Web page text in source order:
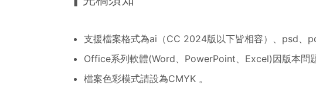
支援檔案格式為ai（CC 2024版以下皆相容）、psd、
Office系列軟體(Word、PowerPoint、Excel)因版本問
檔案色彩模式請設為CMYK 。